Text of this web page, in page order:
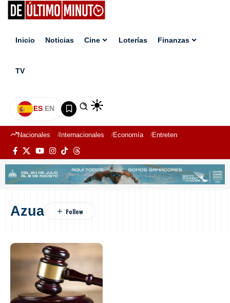
Inicio Noticias Cine Loterías Finanzas
TV
ES|EN
Nacionales Internacionales Economía Entretenimiento
Azua